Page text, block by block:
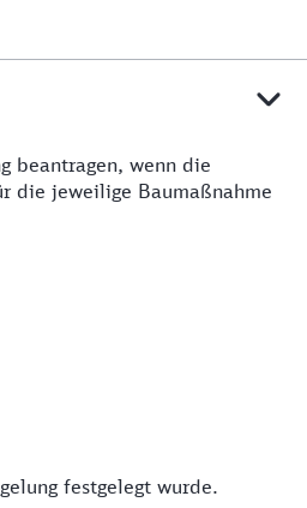
beantragen, wenn die
die jeweilige Baumaßnahme
festgelegt wurde.